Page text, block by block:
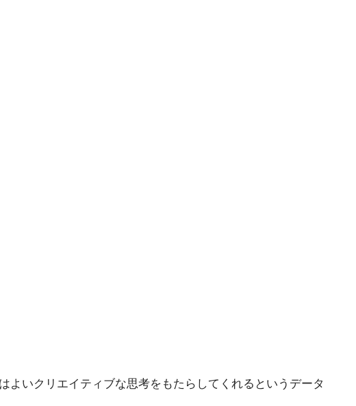
いクリエイティブな思考をもたらしてくれるというデータ